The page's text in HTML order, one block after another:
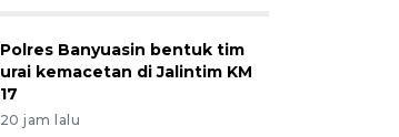
Polres Banyuasin bentuk tim
urai kemacetan di Jalintim KM
17
20 jam lalu